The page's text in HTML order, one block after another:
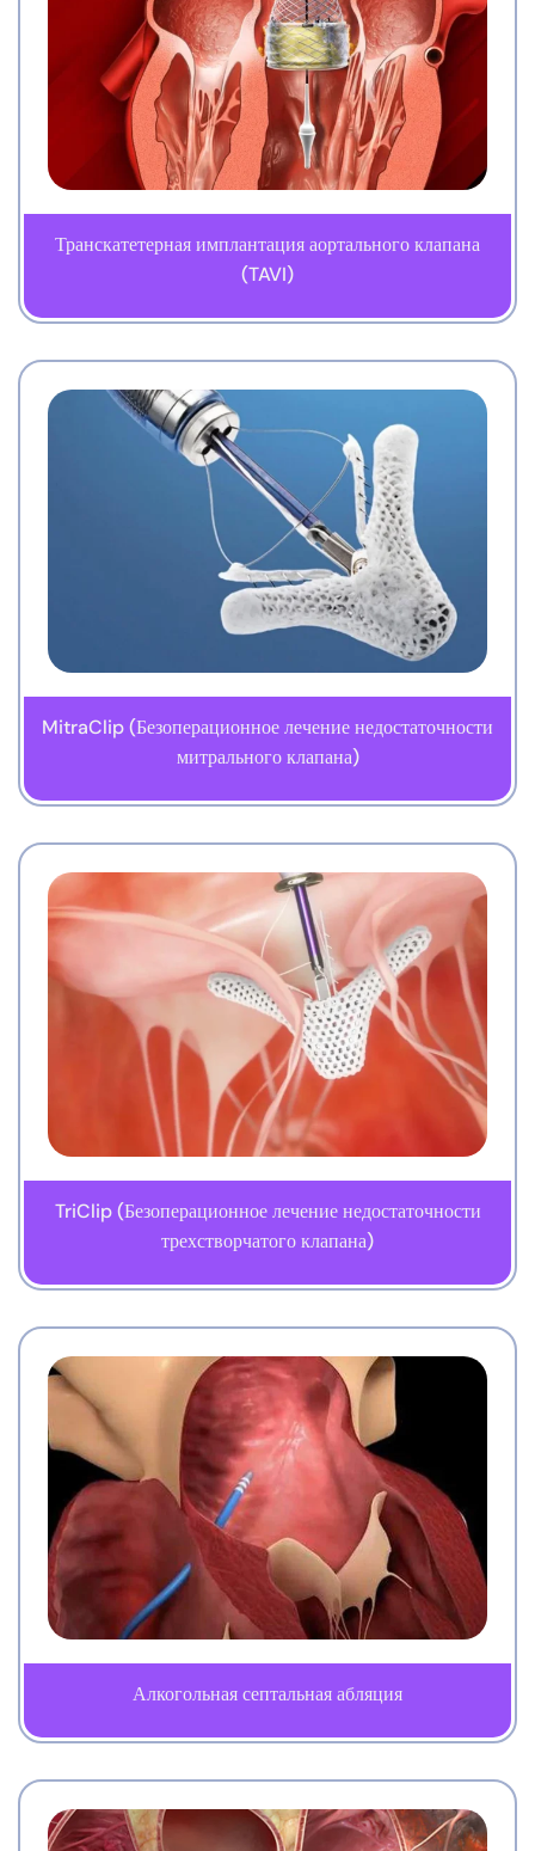
Транскатетерная имплантация аортального клапана
(TAVI)
MitraClip (Безоперационное лечение недостаточности
митрального клапана)
TriClip (Безоперационное лечение недостаточности
трехстворчатого клапана)
Алкогольная септальная абляция